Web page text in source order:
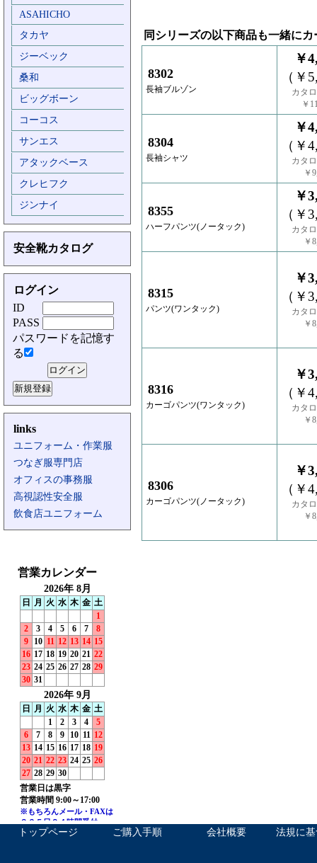
ASAHICHO
タカヤ
ジーベック
桑和
ビッグボーン
コーコス
サンエス
アタックベース
クレヒフク
ジンナイ
安全靴カタログ
ログイン
ID
PASS
パスワードを記憶す
る
links
ユニフォーム・作業服
つなぎ服専門店
オフィスの事務服
高視認性安全服
飲食店ユニフォーム
同シリーズの以下商品も一緒に
8302
長袖ブルゾン
￥
（￥
カタ
￥
8304
長袖シャツ
￥
（￥
カタ
￥
8355
ハーフパンツ(ノータック)
￥
（￥
カタ
￥
8315
パンツ(ワンタック)
￥
（￥
カタ
￥
8316
カーゴパンツ(ワンタック)
￥
（￥
カタ
￥
8306
カーゴパンツ(ノータック)
￥
（￥
カタ
￥
トップページ ご購入手順 会社概要 法規に